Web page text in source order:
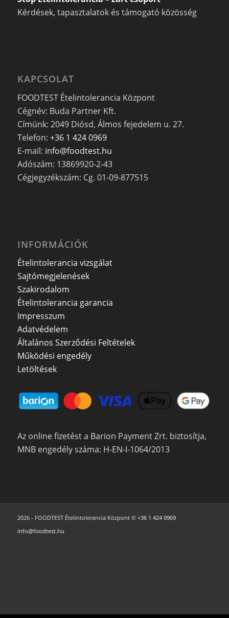
Kérdések, tapasztalatok és támogató közösség
KAPCSOLAT
FOODTEST Ételintolerancia Központ
Cégnév: Buda Partner Kft.
Címünk: 2049 Diósd, Álmos fejedelem u. 27.
Telefon: +36 1 424 0969
E-mail: info@foodtest.hu
Adószám: 13869920-2-43
Cégjegyzékszám: Cg. 01-09-877515
INFORMÁCIÓK
Ételintolerancia vizsgálat
Sajtómegjelenések
Szakirodalom
Ételintolerancia garancia
Impresszum
Adatvédelem
Általános Szerződési Feltételek
Működési engedély
Letöltések
Az online fizetést a Barion Payment Zrt. biztosítja,
MNB engedély száma: H-EN-I-1064/2013
2026 - FOODTEST Ételintolerancia Központ © +36 1 424 0969
info@foodtest.hu